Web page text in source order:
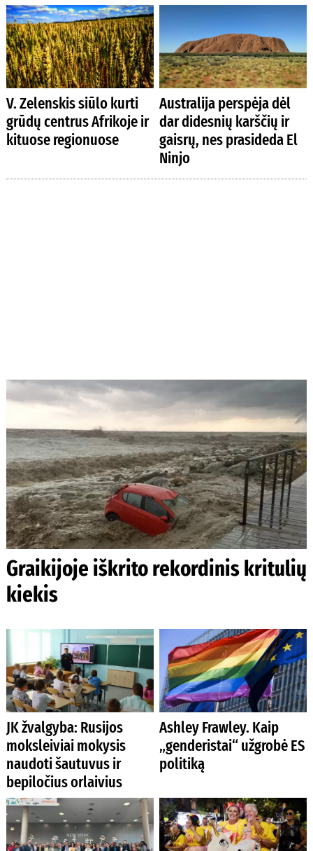
V. Zelenskis siūlo kurti
grūdų centrus Afrikoje ir
kituose regionuose
Australija perspėja dėl
dar didesnių karščių ir
gaisrų, nes prasideda El
Ninjo
Graikijoje iškrito rekordinis kritulių
kiekis
JK žvalgyba: Rusijos
moksleiviai mokysis
naudoti šautuvus ir
bepiločius orlaivius
Ashley Frawley. Kaip
„genderistai“ užgrobė ES
politiką